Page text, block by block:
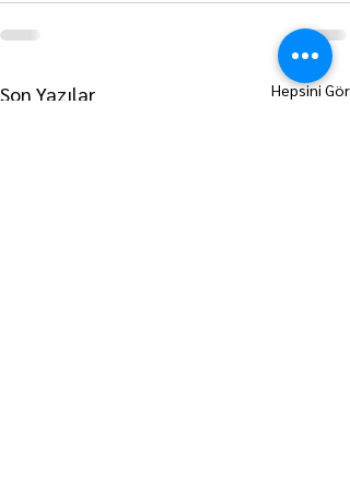
Son Yazılar Hepsini Gör